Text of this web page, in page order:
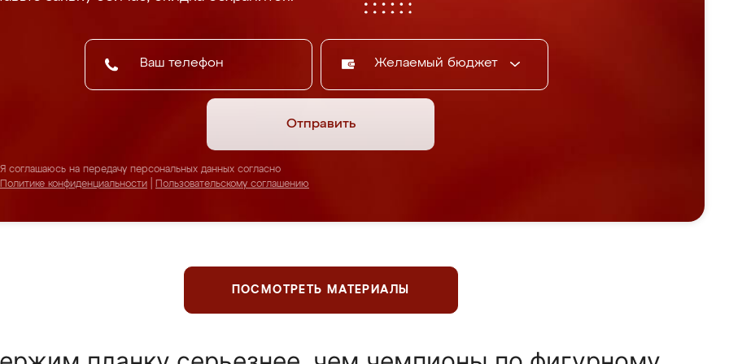
Желаемый бюджет
Отправить
Я соглашаюсь на передачу персональных данных согласно
Политике конфиденциальности
Пользовательскому соглашению
ПОСМОТРЕТЬ МАТЕРИАЛЫ